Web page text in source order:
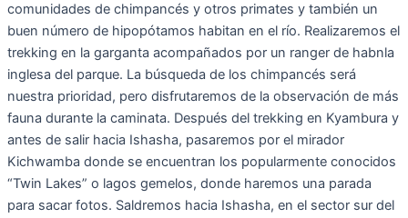
comunidades de chimpancés y otros primates y también un
buen número de hipopótamos habitan en el río. Realizaremos el
trekking en la garganta acompañados por un ranger de habnla
inglesa del parque. La búsqueda de los chimpancés será
nuestra prioridad, pero disfrutaremos de la observación de más
fauna durante la caminata. Después del trekking en Kyambura y
antes de salir hacia Ishasha, pasaremos por el mirador
Kichwamba donde se encuentran los popularmente conocidos
“Twin Lakes” o lagos gemelos, donde haremos una parada
para sacar fotos. Saldremos hacia Ishasha, en el sector sur del